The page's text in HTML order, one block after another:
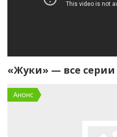
«Жуки» — все серии
Анонс